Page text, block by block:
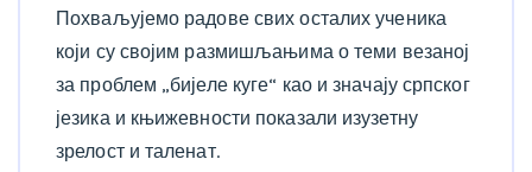
Похваљујемо радове свих осталих ученика
који су својим размишљањима о теми везаној
за проблем „бијеле куге“ као и значају српског
језика и књижевности показали изузетну
зрелост и таленат.